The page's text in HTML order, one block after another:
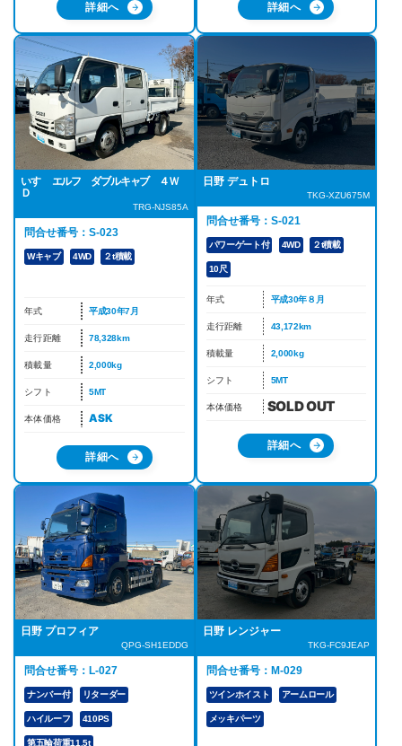
詳細へ 詳細へ
いすゞ エルフ ダブルキャブ ４Ｗ
Ｄ
TRG-NJS85A
問合せ番号：S-023
Wキャブ 4WD ２t積載
年式 平成30年7月
走行距離 78,328km
積載量 2,000kg
シフト 5MT
本体価格 ASK
詳細へ
日野 デュトロ
TKG-XZU675M
問合せ番号：S-021
パワーゲート付 4WD ２t積載
10尺
年式 平成30年８月
走行距離 43,172km
積載量 2,000kg
シフト 5MT
本体価格
詳細へ
日野 プロフィア
QPG-SH1EDDG
問合せ番号：L-027
ナンバー付 リターダー
ハイルーフ 410PS
第五輪荷重11.5t
日野 レンジャー
TKG-FC9JEAP
問合せ番号：M-029
ツインホイスト アームロール
メッキパーツ